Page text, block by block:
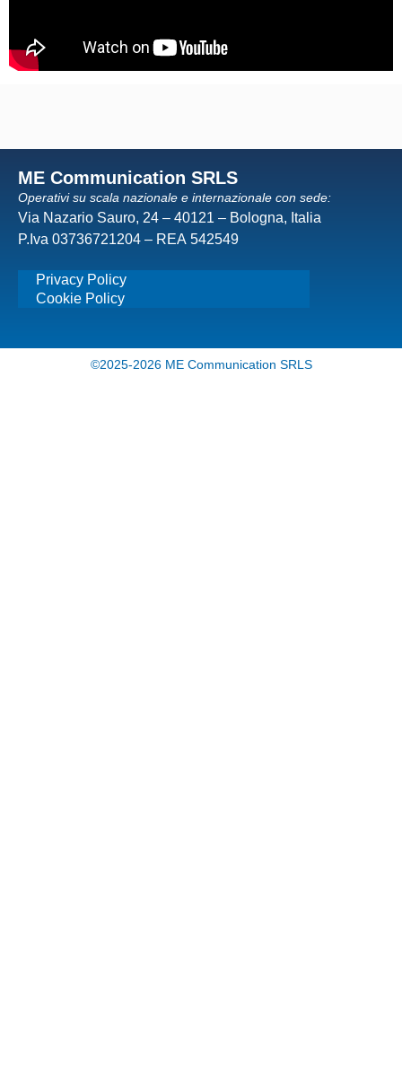
ME Communication SRLS
Operativi su scala nazionale e internazionale con sede:
Via Nazario Sauro, 24 – 40121 – Bologna, Italia
P.Iva 03736721204 – REA 542549
Privacy Policy
Cookie Policy
©2025-2026 ME Communication SRLS